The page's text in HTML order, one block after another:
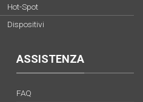
Hot-Spot
Dispositivi
ASSISTENZA
FAQ